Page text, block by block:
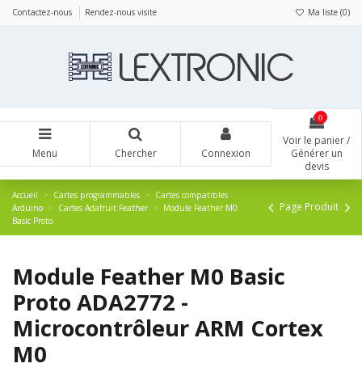
Contactez-nous Rendez-nous visite Ma liste (0)
Menu Chercher Connexion
0
Voir le panier /
Générer un
devis
Accueil Cartes programmables
Cartes compatibles
Arduino
Cartes Adafruit Feather
Module Feather M0
Basic Proto
Page Produit
Module Feather M0 Basic
Proto ADA2772 -
Microcontrôleur ARM Cortex
M0
Panneau de gestion des cookies